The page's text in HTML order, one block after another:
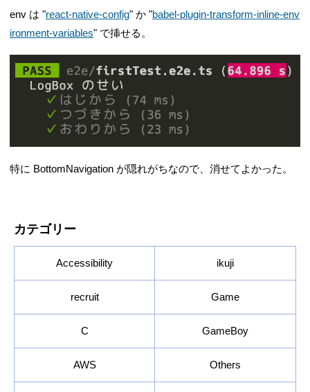
env は "react-native-config" か "babel-plugin-transform-inline-env
ironment-variables" で挿せる。
特に BottomNavigation が隠れがちなので、消せてよかった。
カテゴリー
Accessibility ikuji
recruit Game
C GameBoy
AWS Others